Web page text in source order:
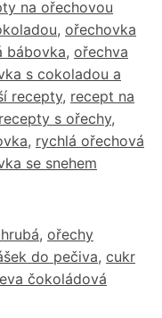
na ořechovou
, ořechovka
bábovka, ořechva
s cokoladou a
recepty, recept na
recepty s ořechy,
, rychlá ořechová
se snehem
, ořechy
do pečiva, cukr
čokoládová